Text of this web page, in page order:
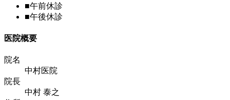
■午前休診
■午後休診
医院概要
院名
中村医院
院長
中村 泰之